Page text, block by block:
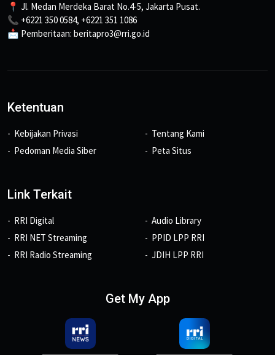
📍 Jl. Medan Merdeka Barat No.4-5, Jakarta Pusat.
📞 +6221 350 0584, +6221 351 1086
📩 Pemberitaan: beritapro3@rri.go.id
Ketentuan
Kebijakan Privasi
Pedoman Media Siber
Tentang Kami
Peta Situs
Link Terkait
RRI Digital
RRI NET Streaming
RRI Radio Streaming
Audio Library
PPID LPP RRI
JDIH LPP RRI
Get My App